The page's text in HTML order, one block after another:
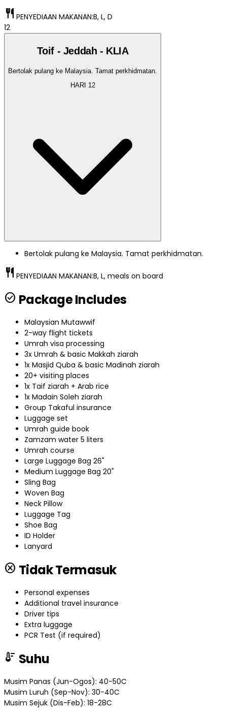
restaurant PENYEDIAAN MAKANAN:B, L, D
12
Toif - Jeddah - KLIA
Bertolak pulang ke Malaysia. Tamat perkhidmatan.
HARI 12
Bertolak pulang ke Malaysia. Tamat perkhidmatan.
restaurant PENYEDIAAN MAKANAN:B, L, meals on board
check_circle Package Includes
Malaysian Mutawwif
2-way flight tickets
Umrah visa processing
3x Umrah & basic Makkah ziarah
1x Masjid Quba & basic Madinah ziarah
20+ visiting places
1x Taif ziarah + Arab rice
1x Madain Soleh ziarah
Group Takaful insurance
Luggage set
Umrah guide book
Zamzam water 5 liters
Umrah course
Large Luggage Bag 26"
Medium Luggage Bag 20"
Sling Bag
Woven Bag
Neck Pillow
Luggage Tag
Shoe Bag
ID Holder
Lanyard
cancel Tidak Termasuk
Personal expenses
Additional travel insurance
Driver tips
Extra luggage
PCR Test (if required)
thermostat Suhu
Musim Panas (Jun-Ogos): 40-50C
Musim Luruh (Sep-Nov): 30-40C
Musim Sejuk (Dis-Feb): 18-28C